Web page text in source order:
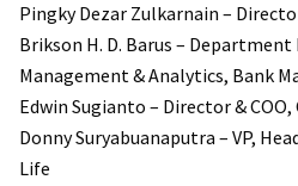
Pingky Dezar Zulkarnain –
Brikson H. D. Barus –
Management & Analytics, Bank
Edwin Sugianto – Director & COO,
Donny Suryabuanaputra – VP,
Life